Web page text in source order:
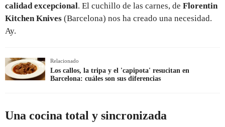
calidad excepcional. El cuchillo de las carnes, de Florentin
Kitchen Knives (Barcelona) nos ha creado una necesidad.
Ay.
Relacionado
Los callos, la tripa y el 'capipota' resucitan en
Barcelona: cuáles son sus diferencias
Una cocina total y sincronizada